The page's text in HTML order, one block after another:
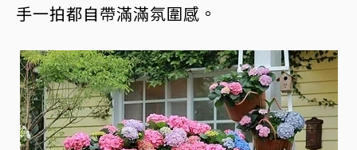
手一拍都自帶滿滿氛圍感。